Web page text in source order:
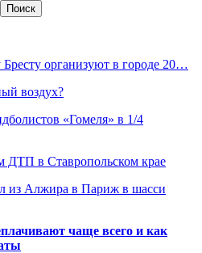
организуют в городе 20…
воздух?
«Гомеля» в 1/4
ДТП в Ставропольском крае
из Алжира в Париж в шасси
чаще всего и как